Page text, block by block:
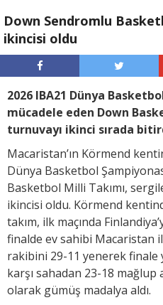
Down Sendromlu
ikincisi oldu
2026 IBA21 Dünya
mücadele eden Down
turnuvayı ikinci sırada
Macaristan’ın Körmend
Dünya Basketbol
Basketbol Milli Takımı,
ikincisi oldu. Körmend
takım, ilk maçında
finalde ev sahibi Macaristan
rakibini 29-11 yenerek finale
karşı sahadan 23-18
olarak gümüş madalya aldı.